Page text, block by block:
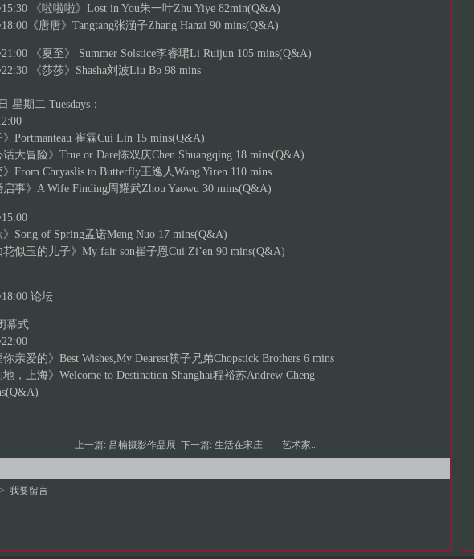
《啦啦啦》Lost in You朱一叶Zhu Yiye 82min(Q&A)
《唐唐》Tangtang张涵子Zhang Hanzi 90 mins(Q&A)
《夏至》 Summer Solstice李睿珺Li Ruijun 105 mins(Q&A)
《莎莎》Shasha刘波Liu Bo 98 mins
星期二 Tuesdays：
》Portmanteau 崔霖Cui Lin 15 mins(Q&A)
话大冒险》True or Dare陈双庆Chen Shuangqing 18 mins(Q&A)
》From Chryaslis to Butterfly王逸人Wang Yiren 110 mins
启事》A Wife Finding周耀武Zhou Yaowu 30 mins(Q&A)
》Song of Spring孟诺Meng Nuo 17 mins(Q&A)
花似玉的儿子》My fair son崔子恩Cui Zi’en 90 mins(Q&A)
论坛
幕式
你亲爱的》Best Wishes,My Dearest筷子兄弟Chopstick Brothers 6 mins
地，上海》Welcome to Destination Shanghai程裕苏Andrew Cheng
上一篇: 吕楠摄影作品展 下一篇: 生活在宋庄——艺术家..
我要留言